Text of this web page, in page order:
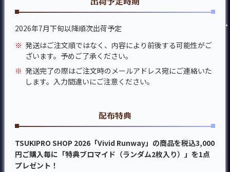
2026年7月下旬以降順次出荷予定
※ 発送はご注文順ではなく、内容により前後する可能性がご
ざいます。予めご了承ください。
※ 発送完了の際はご注文時のメールアドレス宛にご連絡いた
します。入力間違いにご注意ください。
配布特典
TSUKIPRO SHOP 2026「Vivid Runway」の商品を税込3,000
円ご購入毎に「特典ブロマイド（ランダム2枚入り）」を1点
プレゼント！